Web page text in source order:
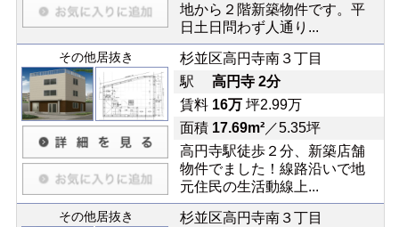
地から２階新築物件です。平
日土日問わず人通り...
その他居抜き
杉並区高円寺南３丁目
駅 高円寺 2分
賃料 16万坪2.99万
面積 17.69m²／5.35坪
高円寺駅徒歩２分、新築店舗
物件でました！線路沿いで地
元住民の生活動線上...
その他居抜き
杉並区高円寺南３丁目